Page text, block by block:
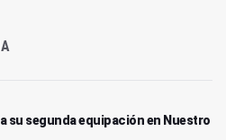
su segunda equipación en Nuestro